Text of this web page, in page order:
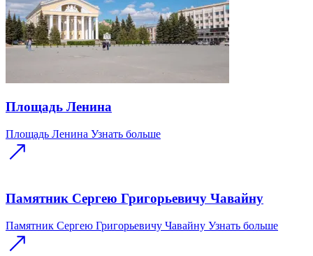
Площадь Ленина
Площадь Ленина Узнать больше
Памятник Сергею Григорьевичу Чавайну
Памятник Сергею Григорьевичу Чавайну Узнать больше